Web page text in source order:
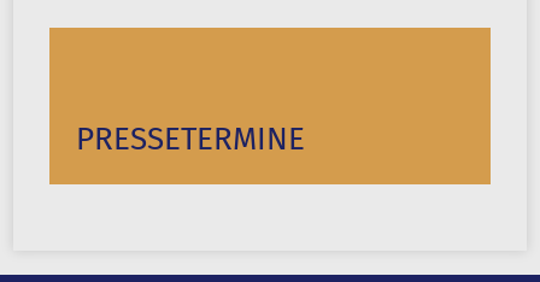
PRESSETERMINE